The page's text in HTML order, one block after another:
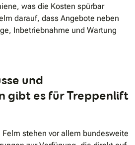
was die Kosten spürbar
darauf, dass Angebote neben
Inbetriebnahme und Wartung
und
gibt es für Treppenlift
stehen vor allem bundesweite